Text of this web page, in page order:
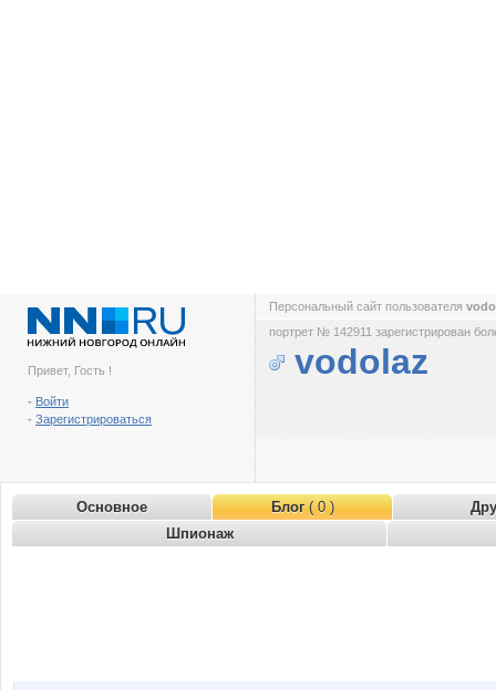
Привет, Гость !
- Войти
- Зарегистрироваться
Персональный сайт пользователя
портрет № 142911 зарегистрирован
vodolaz
Основное Блог( 0 )
Шпионаж